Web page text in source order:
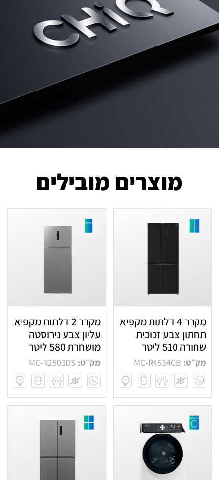
מוצרים מובילים
מקרר 4 דלתות מקפיא
תחתון צבע זכוכית
שחורה 510 ליטר
מק״ט: MC-R4534GB
מקרר 2 דלתות מקפיא
עליון צבע נירוסטה
מושחרת 580 ליטר
מק״ט: MC-R2503DS